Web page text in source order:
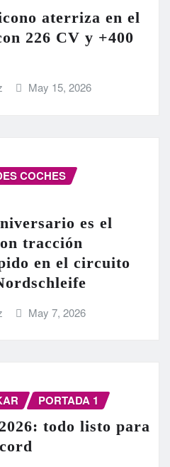
aterriza en el
226 CV y +400
May 15, 2026
COCHES
es el
tracción
en el circuito
May 7, 2026
PORTADA 1
todo listo para